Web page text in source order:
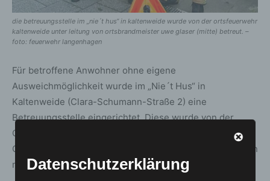
die betreuungsstelle im „nie´t hus“ in kaltenweide wurde von der ortsfeuerwehr
kaltenweide unter leitung von ortsbrandmeister uwe glaser (mitte) betreut. –
foto: feuerwehr langenhagen
Für betroffene Anwohner ohne eigene
Ausweichmöglichkeit wurde im „Nie´t Hus“ in
Kaltenweide (Clara-Schumann-Straße 2) eine
Betreuungsstelle eingerichtet. Diese wurde von der
Ortsfeuerwehr Kaltenweide unter Leitung von
Ortsbrandmeister Uwe Glaser betreut. Rund 20 Personen
machten von dem Angebot Gebrauch.
Datenschutzerklärung